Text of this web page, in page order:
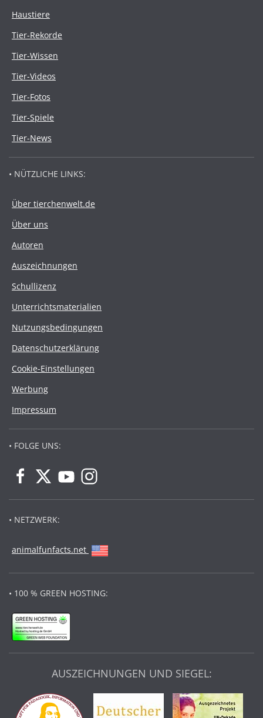
Haustiere
Tier-Rekorde
Tier-Wissen
Tier-Videos
Tier-Fotos
Tier-Spiele
Tier-News
• NÜTZLICHE LINKS:
Über tierchenwelt.de
Über uns
Autoren
Auszeichnungen
Schullizenz
Unterrichtsmaterialien
Nutzungsbedingungen
Datenschutzerklärung
Cookie-Einstellungen
Werbung
Impressum
• FOLGE UNS:
• NETZWERK:
animalfunfacts.net
• 100 % GREEN HOSTING:
AUSZEICHNUNGEN UND SIEGEL: